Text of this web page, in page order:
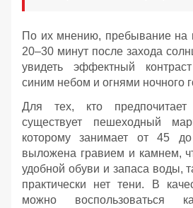
По их мнению, пребывание на
20–30 минут после захода
увидеть эффектный
синим небом и огнями ночного
Для тех, кто
существует пешеходный
которому занимает от 45
выложена гравием и камнем,
удобной обуви и запаса воды,
практически нет тени. В
можно воспользоваться